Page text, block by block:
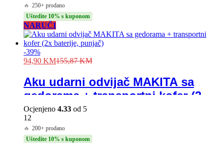
🔥 250+ prodano
Uštedite 10% s kuponom
NARUČI
-39%
94,90 KM155,87KM
Aku udarni odvijač MAKITA sa
gedorama + transportni kofer (2x
baterije, punjač)
Ocjenjeno 4.33 od 5
12
🔥 200+ prodano
Uštedite 10% s kuponom